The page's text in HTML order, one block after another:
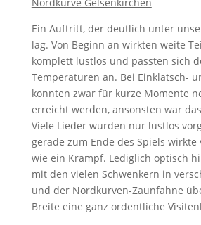
Nordkurve Gelsenkirchen
Ein Auftritt, der deutlich unter
lag. Von Beginn an wirkten weite
komplett lustlos und passten sich
Temperaturen an. Bei Einklatsch-
konnten zwar für kurze Momente
erreicht werden, ansonsten war
Viele Lieder wurden nur lustlos
gerade zum Ende des Spiels
wie ein Krampf. Lediglich optisch
mit den vielen Schwenkern in
und der Nordkurven-Zaunfahne
Breite eine ganz ordentliche